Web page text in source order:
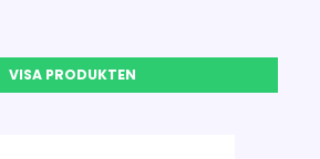
VISA PRODUKTEN